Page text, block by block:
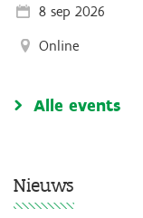
8 sep 2026
Online
Alle events
Nieuws